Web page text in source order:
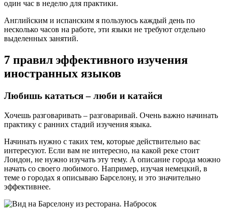
один час в неделю для практики.
Английским и испанским я пользуюсь каждый день по
несколько часов на работе, эти языки не требуют отдельно
выделенных занятий.
7 правил эффективного изучения
иностранных языков
Любишь кататься – люби и катайся
Хочешь разговаривать – разговаривай. Очень важно начинать
практику с ранних стадий изучения языка.
Начинать нужно с таких тем, которые действительно вас
интересуют. Если вам не интересно, на какой реке стоит
Лондон, не нужно изучать эту тему. А описание города можно
начать со своего любимого. Например, изучая немецкий, в
теме о городах я описываю Барселону, и это значительно
эффективнее.